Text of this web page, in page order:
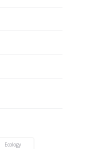
Ecology